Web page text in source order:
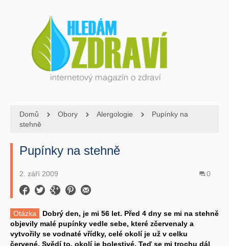
Domů Obory Alergologie
Pupínky na
stehně
Pupínky na stehně
2. září 2009 0
Otázka
Dobrý den, je mi 56 let. Před 4 dny se mi na stehně
objevily malé pupínky vedle sebe, které zčervenaly a
vytvořily se vodnaté vřídky, celé okolí je už v celku
červené. Svědí to, okolí je bolestivé. Teď se mi trochu dál